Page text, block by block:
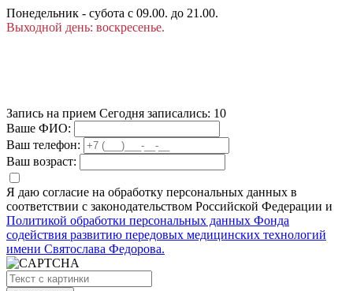
Понедельник - субота с 09.00. до 21.00.
Выходной день: воскресенье.
Запись на прием Сегодня записались: 10
Ваше ФИО:
Ваш телефон:
Ваш возраст:
Я даю согласие на обработку персональных данных в
соответствии с законодательством Российской Федерации и
Политикой обработки персональных данных Фонда
содействия развитию передовых медицинских технологий
имени Святослава Федорова.